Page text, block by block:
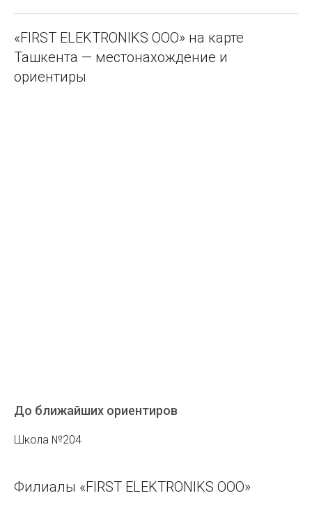
«FIRST ELEKTRONIKS ООО» на карте
Ташкента — местонахождение и
ориентиры
До ближайших ориентиров
Школа №204
Филиалы «FIRST ELEKTRONIKS ООО»